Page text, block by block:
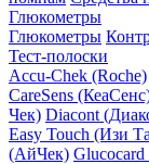
Глюкометры
Глюкометры
Тест-полоски
Accu-Chek (Roche)
CareSens
Чек) Diacont
Easy Touch (Изи
(АйЧек)